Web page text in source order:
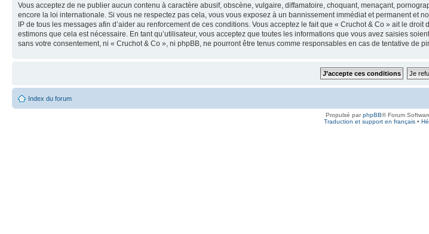
Vous acceptez de ne publier aucun contenu à caractère abusif, obscène, vulgaire, diffamatoire, choquant, menaçant,
encore la loi internationale. Si vous ne respectez pas cela, vous vous exposez à un bannissement immédiat et permanent et
IP de tous les messages afin d’aider au renforcement de ces conditions. Vous acceptez le fait que « Cruchot & Co » ait le
estimons que cela est nécessaire. En tant qu’utilisateur, vous acceptez que toutes les informations que vous avez saisies
sans votre consentement, ni « Cruchot & Co », ni phpBB, ne pourront être tenus comme responsables en cas de tentative de
Index du forum
Propulsé parphpBB® Forum
Traduction et support en français•